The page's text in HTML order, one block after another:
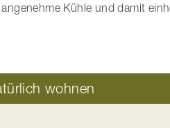
Kühle und damit
wohnen